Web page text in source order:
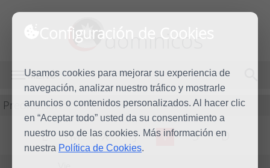
Configuración de Cookies
Usamos cookies para mejorar su experiencia de
navegación, analizar nuestro tráfico y mostrarle
anuncios o contenidos personalizados. Al hacer clic
en “Aceptar todo” usted da su consentimiento a
nuestro uso de las cookies. Más información en
nuestra Política de Cookies.
dominicos
MENÚ
Predicación
L M X J V S D